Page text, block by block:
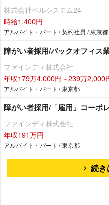
株式会社ベルシステム24
時給1,400円
アルバイト・パート / 契約社員 / 東京都
障がい者採用/バックオフィス
ファインディ株式会社
年収179万4,000円～239万2,000
アルバイト・パート / 東京都
障がい者採用/「雇用」コーポ
ファインディ株式会社
年収191万円
アルバイト・パート / 東京都
続き